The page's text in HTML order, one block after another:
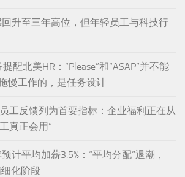
升至三年高位，但年轻员工与科技行
醒北美HR：“Please”和“ASAP”并不能
慢工作的，是任务设计
工反馈列为首要指标：企业福利正在从
真正会用”
计平均加薪3.5%：“平均分配”退潮，
化阶段